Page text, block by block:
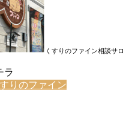
くすりのファイン相談サロ
ラ
りのファイン